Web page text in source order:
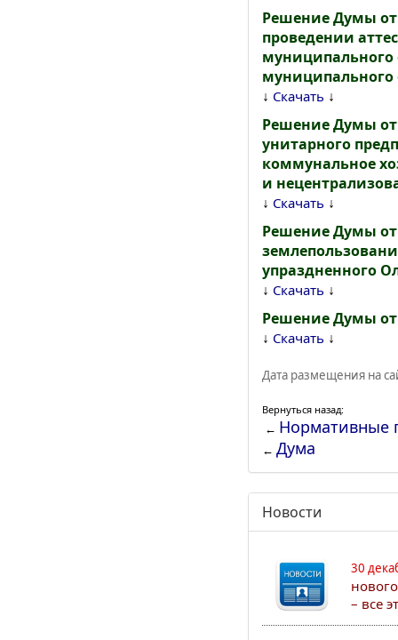
Решение Думы от
проведении
муниципального
муниципального
↓ Скачать ↓
Решение Думы
унитарного
коммунальное
и
↓ Скачать ↓
Решение Думы от
упраздненного
↓ Скачать ↓
Решение Думы
↓ Скачать ↓
Дата размещения на
Вернуться назад:
← Нормативные
← Дума
Новости
30
– все